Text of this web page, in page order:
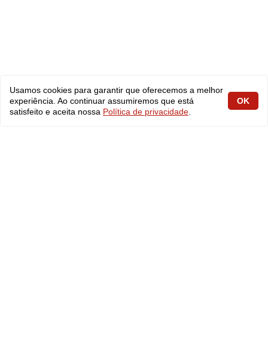
Usamos cookies para garantir que oferecemos a melhor
experiência. Ao continuar assumiremos que está
satisfeito e aceita nossa Política de privacidade
OK